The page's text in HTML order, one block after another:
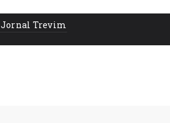
Jornal Trevim